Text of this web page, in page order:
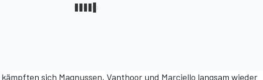
sich Magnussen, Vanthoor und Marciello langsam wieder